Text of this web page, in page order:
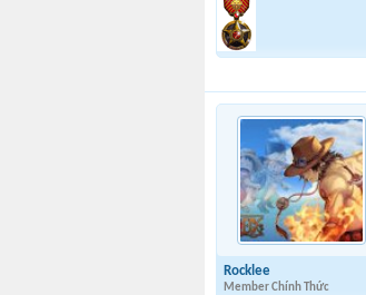
Rocklee
Member Chính Thức